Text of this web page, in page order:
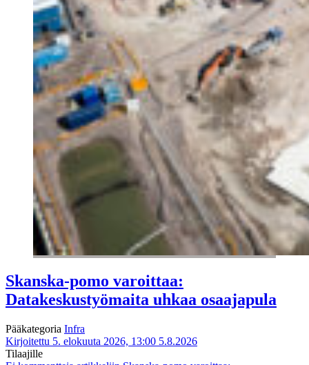
Skanska-pomo varoittaa:
Datakeskustyömaita uhkaa osaajapula
Pääkategoria Infra
Kirjoitettu 5. elokuuta 2026, 13:00 5.8.2026
Tilaajille